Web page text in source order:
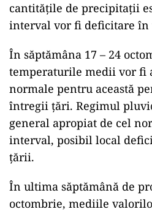
cantităţile de precipitaţii
interval vor fi deficitare în
În săptămâna 17 – 24
temperaturile medii vor fi
normale pentru această
întregii ţări. Regimul
general apropiat de cel
interval, posibil local
ţării.
În ultima săptămână de
octombrie, mediile